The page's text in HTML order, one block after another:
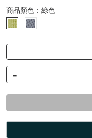
商品顏色： 綠色
-